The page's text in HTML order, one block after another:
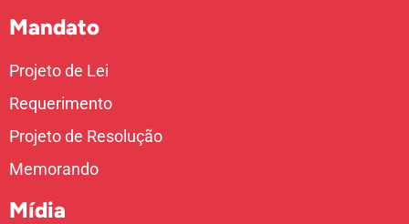
Mandato
Projeto de Lei
Requerimento
Projeto de Resolução
Memorando
Mídia